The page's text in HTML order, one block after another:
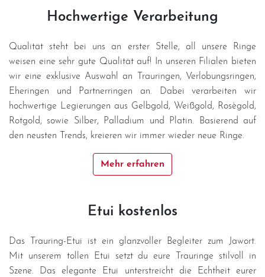
Hochwertige Verarbeitung
Qualität steht bei uns an erster Stelle, all unsere Ringe
weisen eine sehr gute Qualität auf! In unseren Filialen bieten
wir eine exklusive Auswahl an Trauringen, Verlobungsringen,
Eheringen und Partnerringen an. Dabei verarbeiten wir
hochwertige Legierungen aus Gelbgold, Weißgold, Rosègold,
Rotgold, sowie Silber, Palladium und Platin. Basierend auf
den neusten Trends, kreieren wir immer wieder neue Ringe.
Mehr erfahren
Etui kostenlos
Das Trauring-Etui ist ein glanzvoller Begleiter zum Jawort.
Mit unserem tollen Etui setzt du eure Trauringe stilvoll in
Szene. Das elegante Etui unterstreicht die Echtheit eurer
Verlobungsringe Köln